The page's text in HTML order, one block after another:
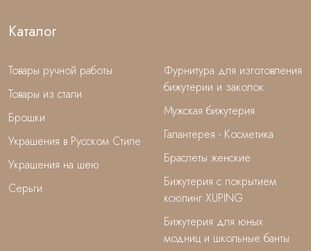
Каталог
Товары ручной работы
Товары из стали
Брошки
Украшения в Русском Стиле
Украшения на шею
Серьги
Фурнитура для изготовления
бижутерии и заколок
Мужская бижутерия
Галантерея - Косметика
Браслеты женские
Бижутерия с покрытием
ксюпинг XUPING
Бижутерия для юных
модниц и школьные банты